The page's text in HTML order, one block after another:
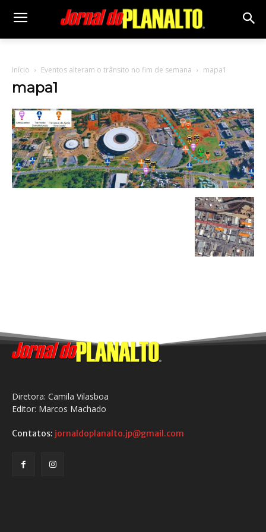
Início Eventos alteram o trânsito no fim de semana mapa1
mapa1
Diretora: Camila Vilasboa
Editor: Marcos Machado
Contatos: jornaldoplanalto.jp@gmail.com